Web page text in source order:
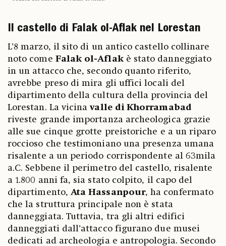
Il castello di Falak ol-Aflak nel Lorestan
L’8 marzo, il sito di un antico castello collinare
noto come Falak ol-Aflakè stato danneggiato
in un attacco che, secondo quanto riferito,
avrebbe preso di mira gli uffici locali del
dipartimento della cultura della provincia del
Lorestan. La vicinavalle di Khorramabad
riveste grande importanza archeologica grazie
alle sue cinque grotte preistoriche e a un riparo
roccioso che testimoniano una presenza umana
risalente a un periodo corrispondente al 63mila
a.C. Sebbene il perimetro del castello, risalente
a 1.800 anni fa, sia stato colpito, il capo del
dipartimento, Ata Hassanpour, ha confermato
che la struttura principale non è stata
danneggiata. Tuttavia, tra gli altri edifici
danneggiati dall’attacco figurano due musei
dedicati ad archeologia e antropologia. Secondo